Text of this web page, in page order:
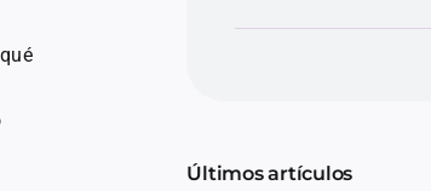
Últimos artículos